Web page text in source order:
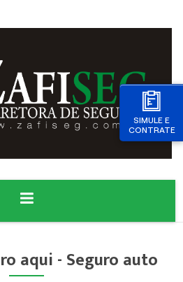
SIMULE E
CONTRATE
aqui - Seguro auto